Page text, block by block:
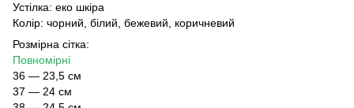
Устілка: еко шкіра
Колір: чорний, білий, бежевий, коричневий
Розмірна сітка:
Повномірні
36 — 23,5 см
37 — 24 см